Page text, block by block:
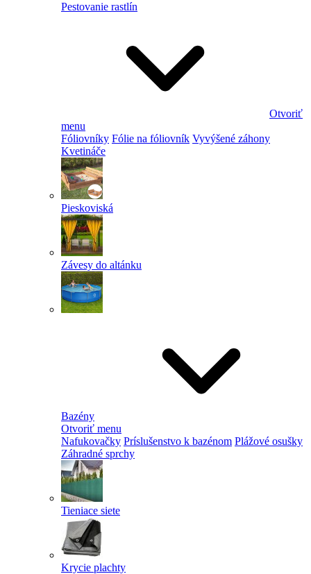
Pestovanie rastlín
Otvoriť
menu
Fóliovníky Fólie na fóliovník Vyvýšené záhony
Kvetináče
Pieskoviská
Závesy do altánku
Bazény
Otvoriť menu
Nafukovačky Príslušenstvo k bazénom Plážové osušky
Záhradné sprchy
Tieniace siete
Krycie plachty